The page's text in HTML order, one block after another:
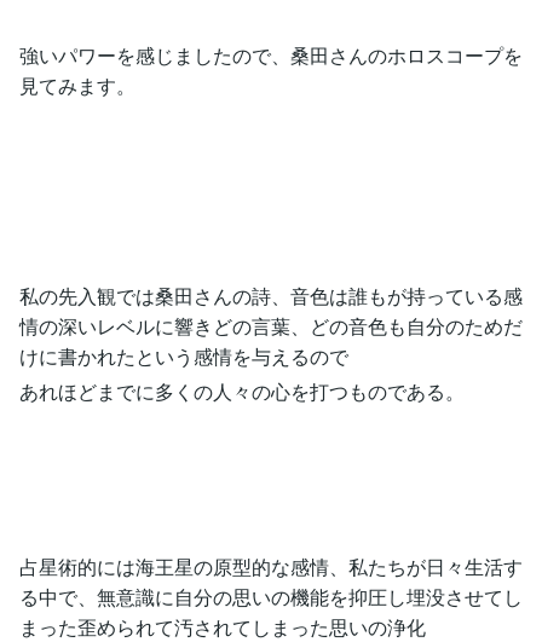
強いパワーを感じましたので、桑田さんのホロスコープを
見てみます。
私の先入観では桑田さんの詩、音色は誰もが持っている感
情の深いレベルに響きどの言葉、どの音色も自分のためだ
けに書かれたという感情を与えるので
あれほどまでに多くの人々の心を打つものである。
占星術的には海王星の原型的な感情、私たちが日々生活す
る中で、無意識に自分の思いの機能を抑圧し埋没させてし
まった歪められて汚されてしまった思いの浄化